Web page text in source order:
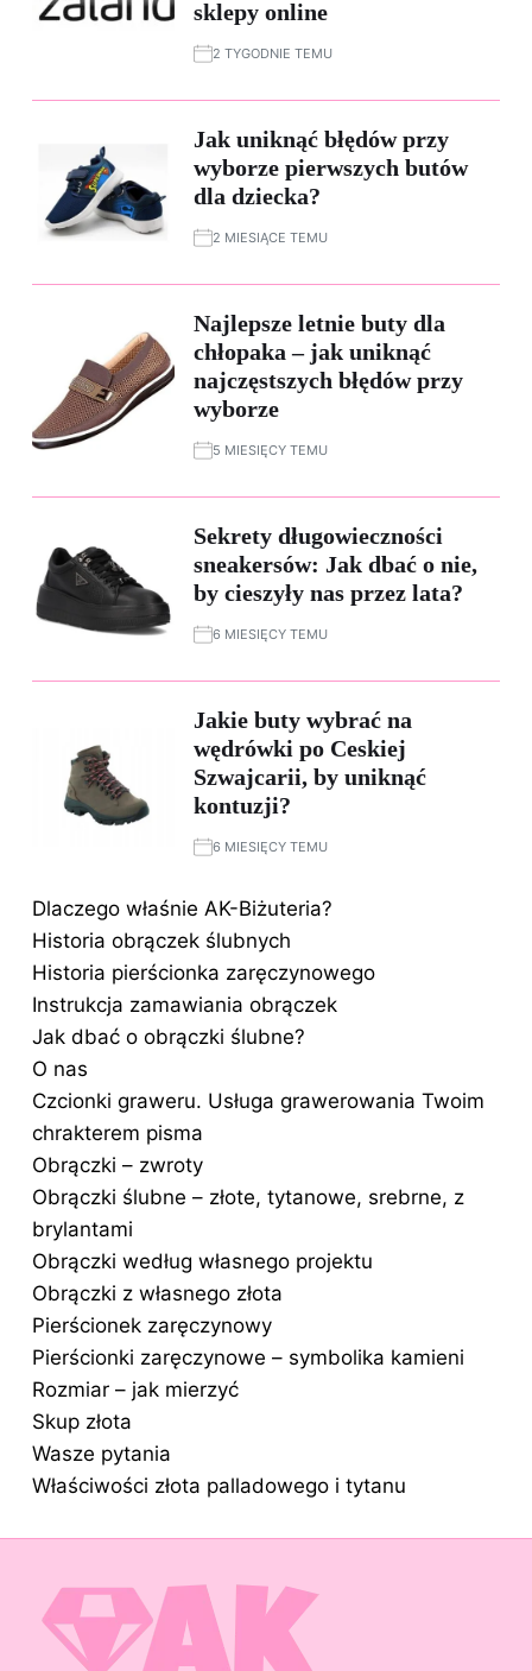
sklepy online
2 TYGODNIE TEMU
Jak uniknąć błędów przy
wyborze pierwszych butów
dla dziecka?
2 MIESIĄCE TEMU
Najlepsze letnie buty dla
chłopaka – jak uniknąć
najczęstszych błędów przy
wyborze
5 MIESIĘCY TEMU
Sekrety długowieczności
sneakersów: Jak dbać o nie,
by cieszyły nas przez lata?
6 MIESIĘCY TEMU
Jakie buty wybrać na
wędrówki po Ceskiej
Szwajcarii, by uniknąć
kontuzji?
6 MIESIĘCY TEMU
Dlaczego właśnie AK-Biżuteria?
Historia obrączek ślubnych
Historia pierścionka zaręczynowego
Instrukcja zamawiania obrączek
Jak dbać o obrączki ślubne?
O nas
Czcionki graweru. Usługa grawerowania Twoim
chrakterem pisma
Obrączki – zwroty
Obrączki ślubne – złote, tytanowe, srebrne, z
brylantami
Obrączki według własnego projektu
Obrączki z własnego złota
Pierścionek zaręczynowy
Pierścionki zaręczynowe – symbolika kamieni
Rozmiar – jak mierzyć
Skup złota
Wasze pytania
Właściwości złota palladowego i tytanu